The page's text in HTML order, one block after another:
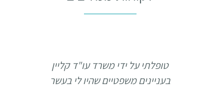
טופלתי על ידי משרד עו"ד קליין
בעניינים משפטיים שהיו לי בעשר